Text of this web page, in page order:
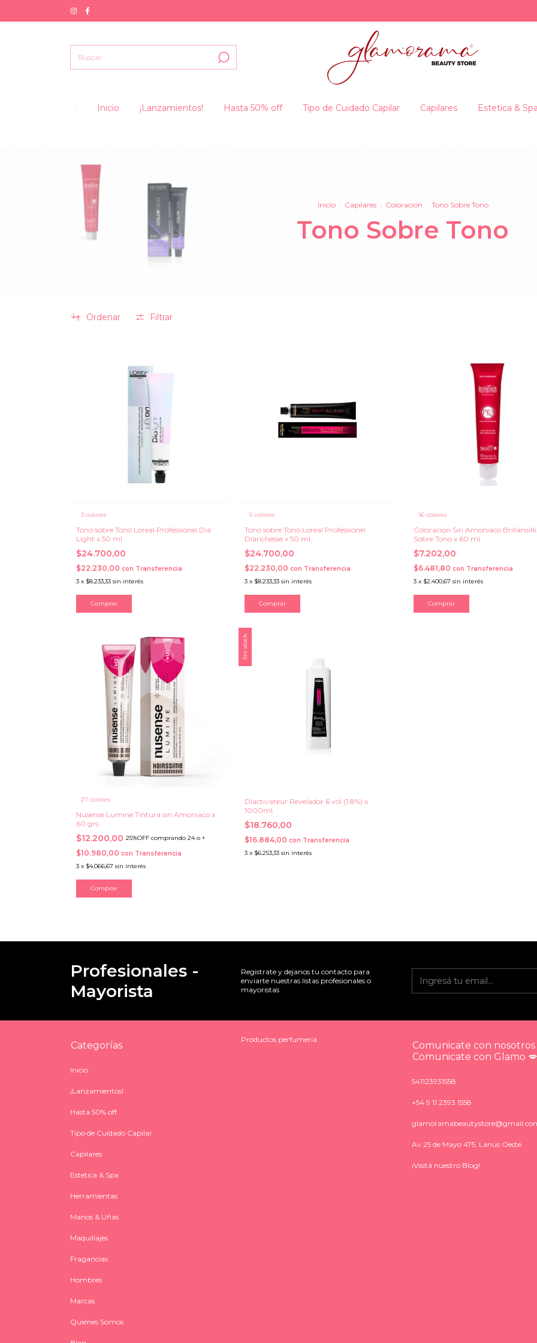
Inicio ¡Lanzamientos! Hasta 50% off Tipo de Cuidado Capilar Capilares Estetica &
Inicio Capilares Coloracion Tono Sobre Tono
Tono Sobre Tono
Ordenar Filtrar
3 colores
Tono sobre Tono Loreal Professionel Dia
Light x 50 ml.
$24.700,00
$22.230,00 con Transferencia
3 x $8.233,33 sin interés
Comprar
5 colores
Tono sobre Tono Loreal Professionel
Diarichesse x 50 ml.
$24.700,00
$22.230,00con Transferencia
3 x $8.233,33 sin interés
Comprar
16 colores
Coloracion Sin Amoniaco Brillansilk
Sobre Tono x 60 ml.
$7.202,00
$6.481,80 con Transferencia
3 x $2.400,67 sin interés
Comprar
27 colores
Nusense Lumine Tintura sin Amoniaco x
60 grs.
$12.200,00 25%OFF comprando 24 o +
$10.980,00 con Transferencia
3 x $4.066,67 sin interés
Comprar
Sin stock
Diactivateur Revelador 6 vol (1.8%) x
1000ml.
$18.760,00
$16.884,00con Transferencia
3 x $6.253,33 sin interés
Profesionales -
Mayorista
Registrate y dejanos tu contacto para
enviarte nuestras listas profesionales o
mayoristas
Categorías
Inicio
¡Lanzamientos!
Hasta 50% off
Tipo de Cuidado Capilar
Capilares
Estetica & Spa
Herramientas
Manos & Uñas
Maquillajes
Fragancias
Hombres
Marcas
Quiénes Somos
Productos perfumeria
Comunicate con nosotros
Comunicate con Glamo 💋
541123931558
+54 9 11 2393 1558
Av 25 de Mayo 475, Lanus Oeste
¡Visitá nuestro Blog!